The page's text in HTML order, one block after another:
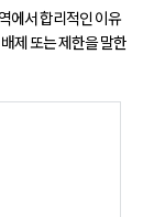
에서 합리적인 이유
제 또는 제한을 말한